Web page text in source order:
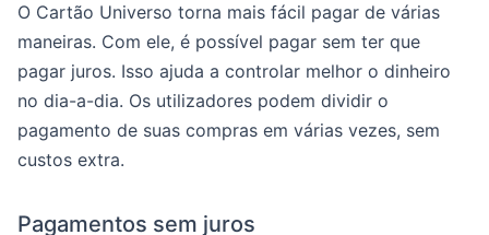
O Cartão Universo torna mais fácil pagar de várias
maneiras. Com ele, é possível pagar sem ter que
pagar juros. Isso ajuda a controlar melhor o dinheiro
no dia-a-dia. Os utilizadores podem dividir o
pagamento de suas compras em várias vezes, sem
custos extra.
Pagamentos sem juros